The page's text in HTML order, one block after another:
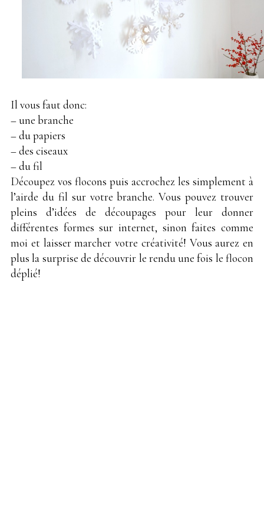
Il vous faut donc:
– une branche
– du papiers
– des ciseaux
– du fil
Découpez vos flocons puis accrochez les simplement à
l’airde du fil sur votre branche. Vous pouvez trouver
pleins d’idées de découpages pour leur donner
différentes formes sur internet, sinon faites comme
moi et laisser marcher votre créativité! Vous aurez en
plus la surprise de découvrir le rendu une fois le flocon
déplié!